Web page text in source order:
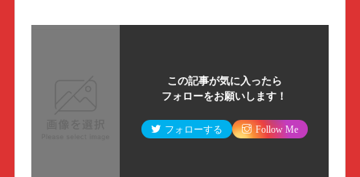
この記事が気に入ったら
フォローをお願いします！
フォローする Follow Me